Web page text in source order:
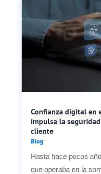
Confianza digital en
impulsa la
cliente
Blog
Hasta hace pocos
que operaba en la